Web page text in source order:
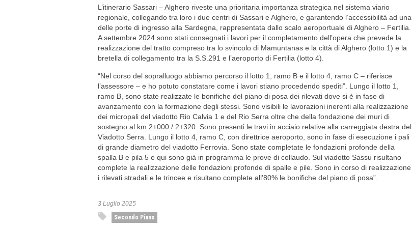
L’itinerario Sassari – Alghero riveste una prioritaria importanza strategica nel sistema viario
regionale, collegando tra loro i due centri di Sassari e Alghero, e garantendo l’accessibilità ad una
delle porte di ingresso alla Sardegna, rappresentata dallo scalo aeroportuale di Alghero – Fertilia.
A settembre 2024 sono stati consegnati i lavori per il completamento dell’opera che prevede la
realizzazione del tratto compreso tra lo svincolo di Mamuntanas e la città di Alghero (lotto 1) e la
bretella di collegamento tra la S.S.291 e l’aeroporto di Fertilia (lotto 4).
“Nel corso del sopralluogo abbiamo percorso il lotto 1, ramo B e il lotto 4, ramo C – riferisce
l’assessore – e ho potuto constatare come i lavori stiano procedendo spediti”. Lungo il lotto 1,
ramo B, sono state realizzate le bonifiche del piano di posa dei rilevati dove si è in fase di
avanzamento con la formazione degli stessi. Sono visibili le lavorazioni inerenti alla realizzazione
dei micropali del viadotto Rio Calvia 1 e del Rio Serra oltre che della fondazione dei muri di
sostegno al km 2+000 / 2+320. Sono presenti le travi in acciaio relative alla carreggiata destra del
Viadotto Serra. Lungo il lotto 4, ramo C, con direttrice aeroporto, sono in fase di esecuzione i pali
di grande diametro del viadotto Ferrovia. Sono state completate le fondazioni profonde della
spalla B e pila 5 e qui sono già in programma le prove di collaudo. Sul viadotto Sassu risultano
complete la realizzazione delle fondazioni profonde di spalle e pile. Sono in corso di realizzazione
i rilevati stradali e le trincee e risultano complete all’80% le bonifiche del piano di posa”.
3 Luglio 2025
Secondo Piano